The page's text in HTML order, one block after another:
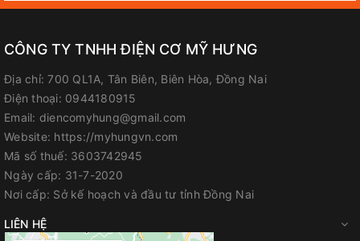
CÔNG TY TNHH ĐIỆN CƠ MỸ HƯNG
Địa chỉ: 700 QL1A, Tân Biên, Biên Hòa, Đồng Nai
Điện thoại: 0944180915
Email: diencomyhung@gmail.com
Website: https://myhungvn.com
Mã số thuế: 3603742945
Ngày cấp: 31-7-2020
Nơi cấp: Sở kế hoạch và đầu tư tỉnh Đồng Nai
LIÊN HỆ